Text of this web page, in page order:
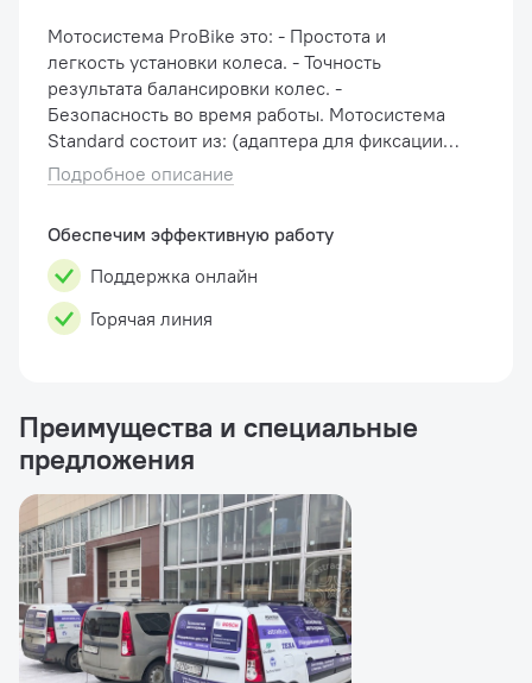
Мотосистема ProBike это: - Простота и
легкость установки колеса. - Точность
результата балансировки колес. -
Безопасность во время работы. Мотосистема
Standard состоит из: (адаптера для фиксации
колеса, 14мм вала, быстрой гайки,
центровочных втулок и конусов, и настенного
Подробное описание
Обеспечим эффективную работу
Поддержка онлайн
Горячая линия
Преимущества и специальные
предложения